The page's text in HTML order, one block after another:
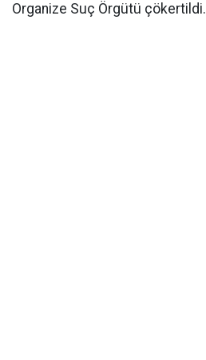
Organize Suç Örgütü çökertildi.